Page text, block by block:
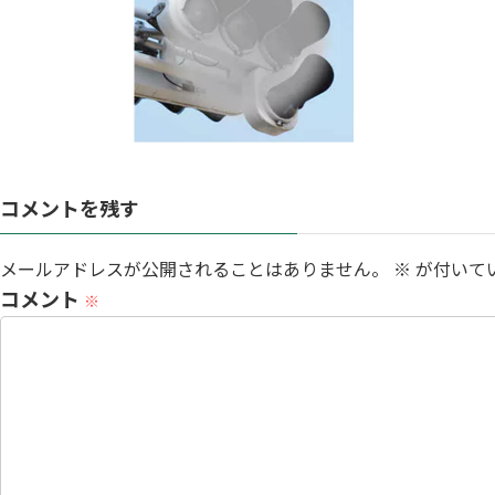
コメントを残す
メールアドレスが公開されることはありません。 ※ が付いて
コメント ※